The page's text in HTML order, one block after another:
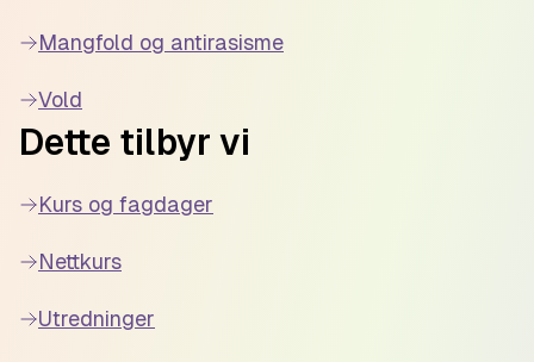
Mangfold og antirasisme
Vold
Dette tilbyr vi
Kurs og fagdager
Nettkurs
Utredninger